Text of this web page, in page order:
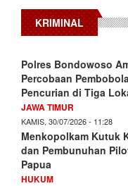
KRIMINAL
Polres Bondowoso
Percobaan
Pencurian di Tiga
JAWA TIMUR
KAMIS, 30/07/2026 - 11:28
Menkopolkam Kutuk
dan Pembunuhan
Papua
HUKUM